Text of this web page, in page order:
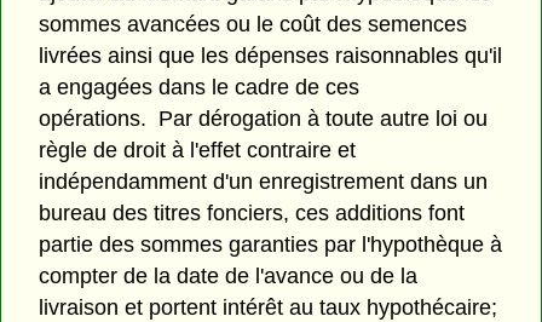
sommes avancées ou le coût des semences
livrées ainsi que les dépenses raisonnables qu'il
a engagées dans le cadre de ces
opérations. Par dérogation à toute autre loi ou
règle de droit à l'effet contraire et
indépendamment d'un enregistrement dans un
bureau des titres fonciers, ces additions font
partie des sommes garanties par l'hypothèque à
compter de la date de l'avance ou de la
livraison et portent intérêt au taux hypothécaire;